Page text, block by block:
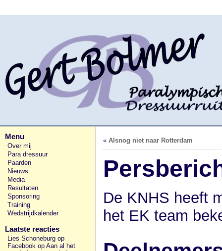
Menu
Over mij
Para dressuur
Paarden
Nieuws
Media
Resultaten
Sponsoring
Training
Wedstrijdkalender
Laatste reacties
Lies Schoneburg op
Facebook op Aan al het
« Alsnog niet naar Rotterdam
De KNHS heeft
het EK team